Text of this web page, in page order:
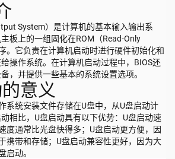
System）是计算机的基本输入输出系
板上的一组固化在ROM（Read-Only
。它负责在计算机启动时进行硬件初始化和
操作系统。在计算机启动过程中，BIOS还
，并提供一些基本的系统设置选项。
意义
系统安装文件存储在U盘中，从U盘启动计
相比，U盘启动具有以下优势：U盘启动速
度通常比光盘快得多；U盘启动更方便，因
携带和存储；U盘启动兼容性更好，因为大
启动。